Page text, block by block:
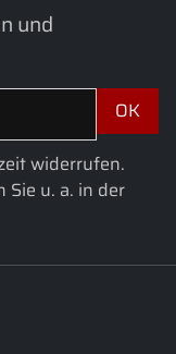
und
widerrufen.
u. a. in der